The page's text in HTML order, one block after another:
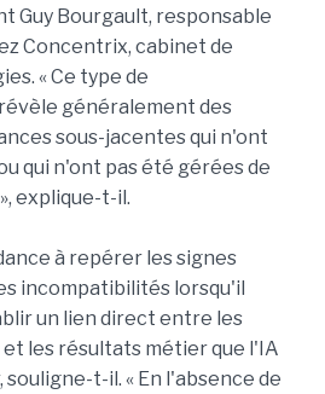
Guy Bourgault, responsable
Concentrix, cabinet de
« Ce type de
généralement des
sous-jacentes qui n'ont
qui n'ont pas été gérées de
explique-t-il.
à repérer les signes
incompatibilités lorsqu'il
un lien direct entre les
les résultats métier que l'IA
t-il. « En l'absence de